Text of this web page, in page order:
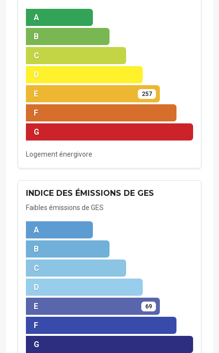
A
B
C
D
E 257
F
G
Logement énergivore
INDICE DES ÉMISSIONS DE GES
Faibles émissions de GES
A
B
C
D
E 69
F
G